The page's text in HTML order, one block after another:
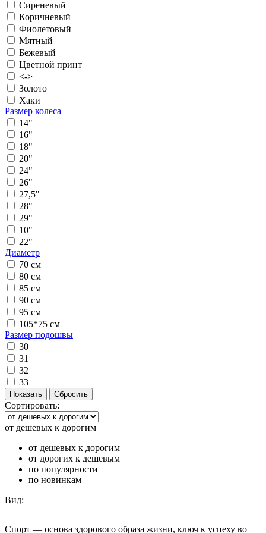
Сиреневый
Коричневый
Фиолетовый
Мятный
Бежевый
Цветной принт
<->
Золото
Хаки
Размер колеса
14"
16"
18"
20"
24"
26"
27,5"
28"
29"
10"
22"
Диаметр
70 см
80 см
85 см
90 см
95 см
105*75 см
Размер подошвы
30
31
32
33
Сортировать:
от дешевых к дорогим
от дешевых к дорогим
от дорогих к дешевым
по популярности
по новинкам
Вид:
Спорт — основа здорового образа жизни, ключ к успеху во